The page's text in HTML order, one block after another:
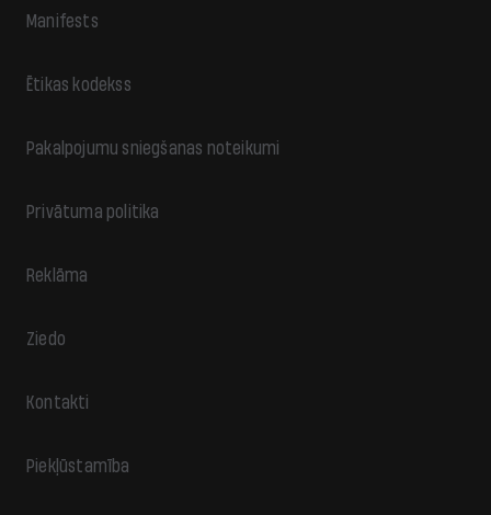
Manifests
Ētikas kodekss
Pakalpojumu sniegšanas noteikumi
Privātuma politika
Reklāma
Ziedo
Kontakti
Piekļūstamība